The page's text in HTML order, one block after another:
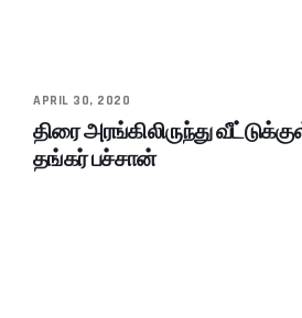
APRIL 30, 2020
திரை அரங்கிலிருந்து
தங்கர் பச்சான்